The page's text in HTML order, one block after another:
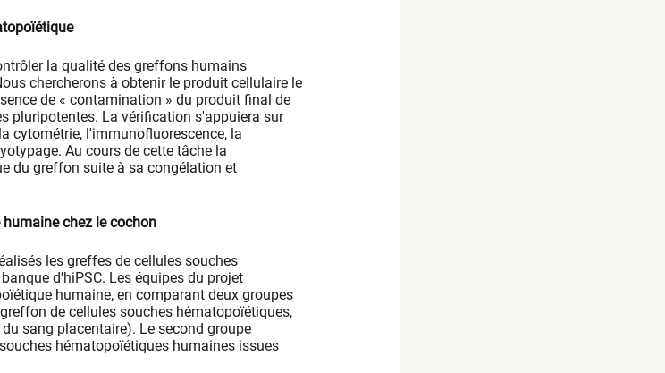
la qualité des greffons humains
chercherons à obtenir le produit cellulaire le
de « contamination » du produit final de
pluripotentes. La vérification s'appuiera sur
cytométrie, l'immunofluorescence, la
Au cours de cette tâche la
du greffon suite à sa congélation et
chez le cochon
les greffes de cellules souches
d'hiPSC. Les équipes du projet
humaine, en comparant deux groupes
de cellules souches hématopoïétiques,
sang placentaire). Le second groupe
hématopoïétiques humaines issues